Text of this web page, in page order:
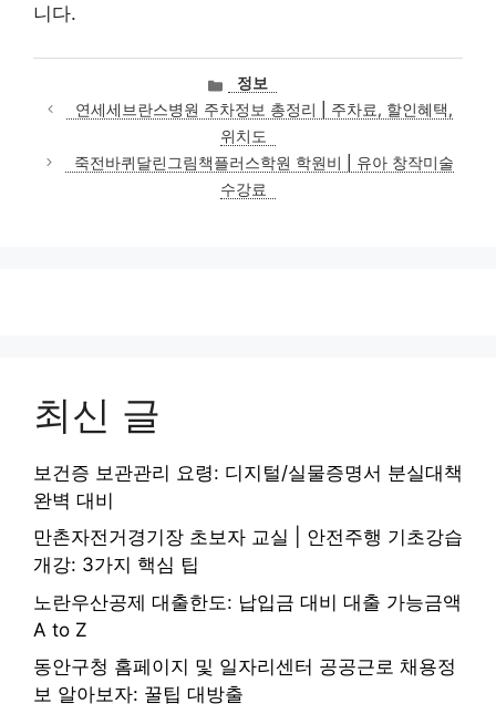
니다.
카
테
고
리
정보
연세세브란스병원 주차정보 총정리 | 주차료, 할인혜택,
위치도
죽전바퀴달린그림책플러스학원 학원비 | 유아 창작미술
수강료
최신 글
보건증 보관관리 요령: 디지털/실물증명서 분실대책
완벽 대비
만촌자전거경기장 초보자 교실 | 안전주행 기초강습
개강: 3가지 핵심 팁
노란우산공제 대출한도: 납입금 대비 대출 가능금액
A to Z
동안구청 홈페이지 및 일자리센터 공공근로 채용정
보 알아보자: 꿀팁 대방출